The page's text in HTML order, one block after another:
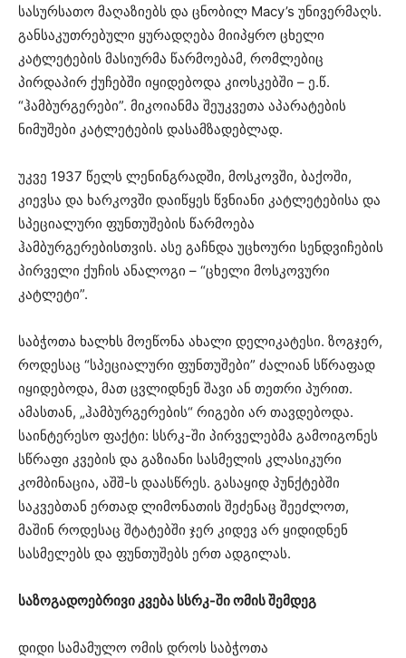
სასურსათო მაღაზიებს და ცნობილ Macy’s უნივერმაღს.
განსაკუთრებული ყურადღება მიიპყრო ცხელი
კატლეტების მასიურმა წარმოებამ, რომლებიც
პირდაპირ ქუჩებში იყიდებოდა კიოსკებში – ე.წ.
“ჰამბურგერები”. მიკოიანმა შეუკვეთა აპარატების
ნიმუშები კატლეტების დასამზადებლად.
უკვე 1937 წელს ლენინგრადში, მოსკოვში, ბაქოში,
კიევსა და ხარკოვში დაიწყეს წვნიანი კატლეტებისა და
სპეციალური ფუნთუშების წარმოება
ჰამბურგერებისთვის. ასე გაჩნდა უცხოური სენდვიჩების
პირველი ქუჩის ანალოგი – “ცხელი მოსკოვური
კატლეტი”.
საბჭოთა ხალხს მოეწონა ახალი დელიკატესი. ზოგჯერ,
როდესაც “სპეციალური ფუნთუშები” ძალიან სწრაფად
იყიდებოდა, მათ ცვლიდნენ შავი ან თეთრი პურით.
ამასთან, „ჰამბურგერების“ რიგები არ თავდებოდა.
საინტერესო ფაქტი: სსრკ-ში პირველებმა გამოიგონეს
სწრაფი კვების და გაზიანი სასმელის კლასიკური
კომბინაცია, აშშ-ს დაასწრეს. გასაყიდ პუნქტებში
საკვებთან ერთად ლიმონათის შეძენაც შეეძლოთ,
მაშინ როდესაც შტატებში ჯერ კიდევ არ ყიდიდნენ
სასმელებს და ფუნთუშებს ერთ ადგილას.
საზოგადოებრივი კვება სსრკ-ში ომის შემდეგ
დიდი სამამულო ომის დროს საბჭოთა